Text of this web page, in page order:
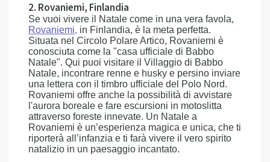
2. Rovaniemi, Finlandia
Se vuoi vivere il Natale come in una vera favola,
Rovaniemi, in Finlandia, è la meta perfetta.
Situata nel Circolo Polare Artico, Rovaniemi è
conosciuta come la "casa ufficiale di Babbo
Natale". Qui puoi visitare il Villaggio di Babbo
Natale, incontrare renne e husky e persino inviare
una lettera con il timbro ufficiale del Polo Nord.
Rovaniemi offre anche la possibilità di avvistare
l'aurora boreale e fare escursioni in motoslitta
attraverso foreste innevate. Un Natale a
Rovaniemi è un’esperienza magica e unica, che ti
riporterà all’infanzia e ti farà vivere il vero spirito
natalizio in un paesaggio incantato.